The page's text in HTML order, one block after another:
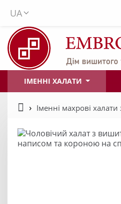
UA
ІМЕННІ ХАЛАТИ
Іменні махрові